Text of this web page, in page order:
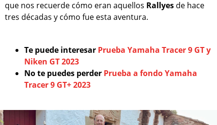
que nos recuerde cómo eran aquellos Rallyes de hace
tres décadas y cómo fue esta aventura.
Te puede interesar Prueba Yamaha Tracer 9 GT y
Niken GT 2023
No te puedes perder Prueba a fondo Yamaha
Tracer 9 GT+ 2023